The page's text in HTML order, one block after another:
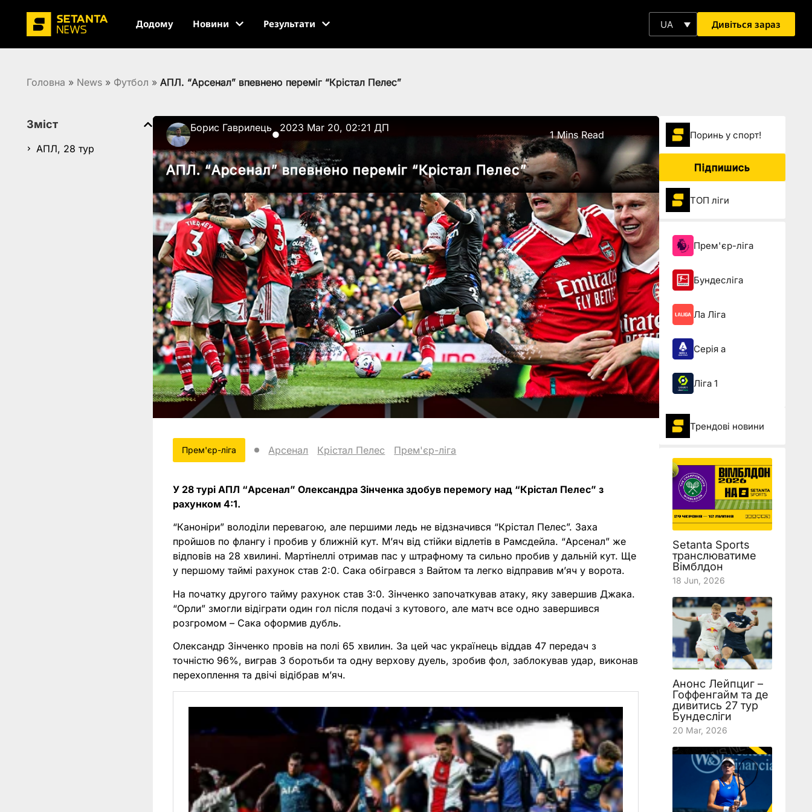
Додому Новини Результати UA Дивіться зараз
Головна » News » Футбол » АПЛ. “Арсенал” впевнено переміг “Крістал Пелес”
Зміст
АПЛ, 28 тур
Борис Гаврилець
●
2023 Mar 20, 02:21 ДП
1 Mins Read
АПЛ. “Арсенал” впевнено переміг “Крістал Пелес”
Прем'єр-ліга Арсенал Крістал Пелес Прем'єр-ліга
У 28 турі АПЛ “Арсенал” Олександра Зінченка здобув перемогу над “Крістал Пелес” з
рахунком 4:1.
“Каноніри” володіли перевагою, але першими ледь не відзначився “Крістал Пелес”. Заха
пройшов по флангу і пробив у ближній кут. М’яч від стійки відлетів в Рамсдейла. “Арсенал” же
відповів на 28 хвилині. Мартінеллі отримав пас у штрафному та сильно пробив у дальній кут. Ще
у першому таймі рахунок став 2:0. Сака обігрався з Вайтом та легко відправив м’яч у ворота.
На початку другого тайму рахунок став 3:0. Зінченко започаткував атаку, яку завершив Джака.
“Орли” змогли відіграти один гол після подачі з кутового, але матч все одно завершився
розгромом – Сака оформив дубль.
Олександр Зінченко провів на полі 65 хвилин. За цей час українець віддав 47 передач з
точністю 96%, виграв 3 боротьби та одну верхову дуель, зробив фол, заблокував удар, виконав
перехоплення та двічі відібрав м’яч.
Поринь у спорт!
Підпишись
ТОП ліги
Прем'єр-ліга
Бундесліга
Ла Ліга
Серія а
Ліга 1
Трендові новини
Setanta Sports
транслюватиме
Вімблдон
18 Jun, 2026
Анонс Лейпциг –
Гоффенгайм та де
дивитись 27 тур
Бундесліги
20 Mar, 2026